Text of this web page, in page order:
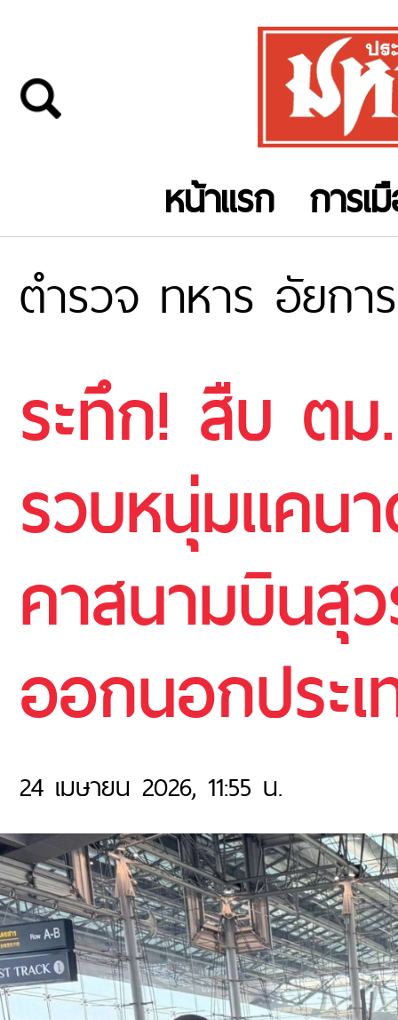
หน้าแรก การเ
ตำรวจ ทหาร อัยก
ระทึก! สืบ ตม
รวบหนุ่มแคน
คาสนามบินสุ
ออกนอกประ
24 เมษายน 2026, 11:55 น.